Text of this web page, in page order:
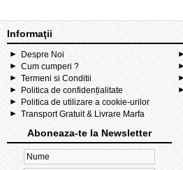
Informaţii
Despre Noi
Cum cumperi ?
Termeni si Conditii
Politica de confidențialitate
Politica de utilizare a cookie-urilor
Transport Gratuit & Livrare Marfa
Aboneaza-te la Newsletter